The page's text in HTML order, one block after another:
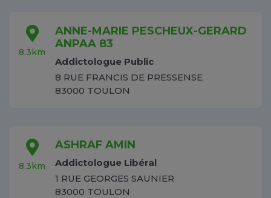
8.3km
ANNE-MARIE PESCHEUX-GERARD
ANPAA 83
Addictologue Public
8 RUE FRANCIS DE PRESSENSE
83000 TOULON
8.3km
ASHRAF AMIN
Addictologue Libéral
1 RUE GEORGES SAUNIER
83000 TOULON